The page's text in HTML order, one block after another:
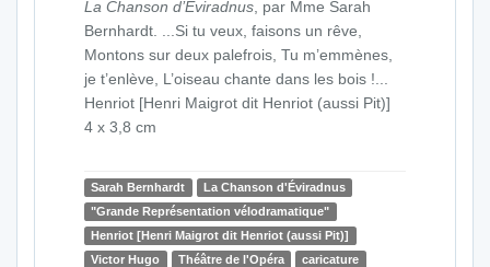
La Chanson d’Eviradnus , par Mme Sarah
Bernhardt. ...Si tu veux, faisons un rêve,
Montons sur deux palefrois, Tu m’emmènes,
je t’enlève, L’oiseau chante dans les bois !...
Henriot [Henri Maigrot dit Henriot (aussi Pit)]
4 x 3,8 cm
Sarah Bernhardt
La Chanson d'Éviradnus
"Grande Représentation vélodramatique"
Henriot [Henri Maigrot dit Henriot (aussi Pit)]
Victor Hugo
Théâtre de l'Opéra
caricature